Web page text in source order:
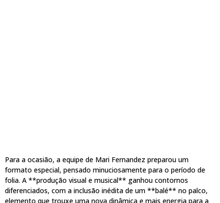
Para a ocasião, a equipe de Mari Fernandez preparou um
formato especial, pensado minuciosamente para o período de
folia. A **produção visual e musical** ganhou contornos
diferenciados, com a inclusão inédita de um **balé** no palco,
elemento que trouxe uma nova dinâmica e mais energia para a